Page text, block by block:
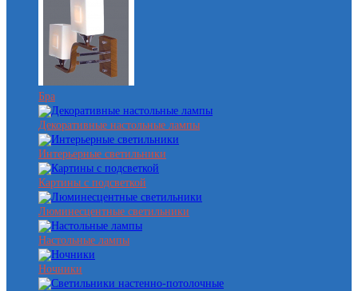
Бра
Декоративные настольные лампы
Интерьерные светильники
Картины с подсветкой
Люминесцентные светильники
Настольные лампы
Ночники